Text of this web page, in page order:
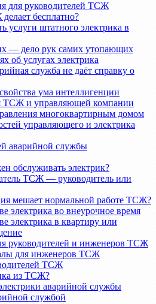
для руководителей ТСЖ
бесплатно?
услуги штатного электрика в
— дело рук самих утопающих
об услугах электрика
служба не даёт справку о
ума интеллигенции
ТСЖ и управляющей компании
многоквартирным домом
управляющего и электрика
аварийной службы
обслуживать электрик?
ТСЖ — руководитель или
мешает нормальной работе ТСЖ?
электрика во внеурочное время
электрика в квартиру или
руководителей и инженеров ТСЖ
для инженеров ТСЖ
ТСЖ
из ТСЖ?
аварийной службы
службой